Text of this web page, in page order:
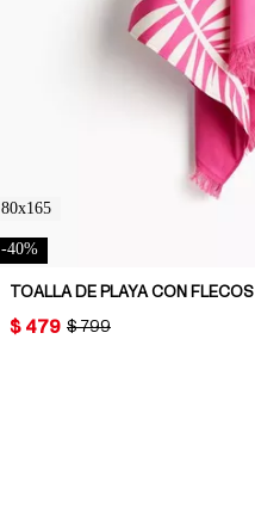
80x165
-40%
TOALLA DE PLAYA CON FLECOS
ORIGINAL PRICE:
$ 799
PRICE:
$ 479